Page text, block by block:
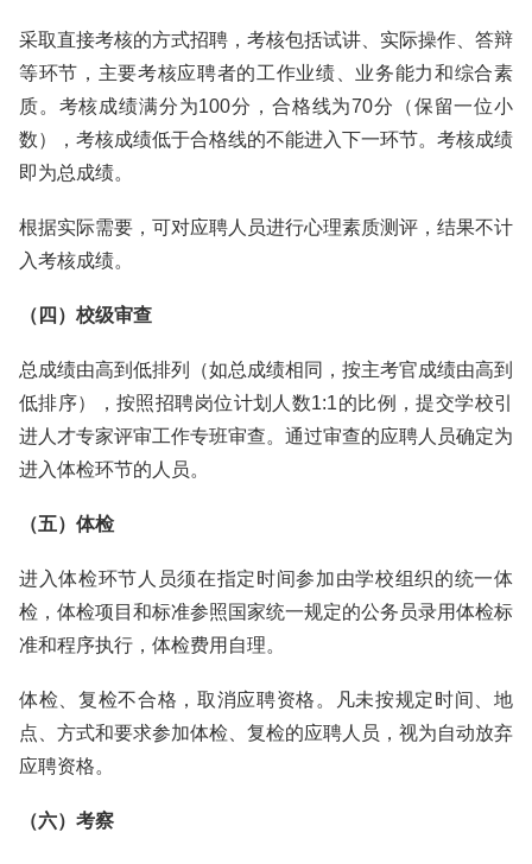
采取直接考核的方式招聘，考核包括试讲、实际操作、答辩
等环节，主要考核应聘者的工作业绩、业务能力和综合素
质。考核成绩满分为100分，合格线为70分（保留一位小
数），考核成绩低于合格线的不能进入下一环节。考核成绩
即为总成绩。
根据实际需要，可对应聘人员进行心理素质测评，结果不计
入考核成绩。
（四） 校级审查
总成绩由高到低排列（如总成绩相同，按主考官成绩由高到
低排序），按照招聘岗位计划人数1:1的比例，提交学校引
进人才专家评审工作专班审查。通过审查的应聘人员确定为
进入体检环节的人员。
（五）体检
进入体检环节人员须在指定时间参加由学校组织的统一体
检，体检项目和标准参照国家统一规定的公务员录用体检标
准和程序执行，体检费用自理。
体检、复检不合格，取消应聘资格。凡未按规定时间、地
点、方式和要求参加体检、复检的应聘人员，视为自动放弃
应聘资格。
（六）考察